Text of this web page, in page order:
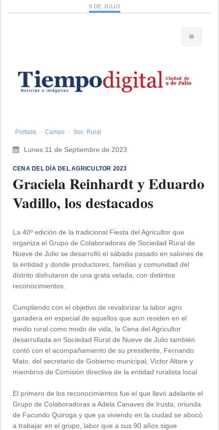
9 DE JULIO
Portada Campo Soc. Rural
Lunes 11 de Septiembre de 2023
CENA DEL DÍA DEL AGRICULTOR 2023
Graciela Reinhardt y Eduardo
Vadillo, los destacados
La 40º edición de la tradicional Fiesta del Agricultor que
organiza el Grupo de Colaboradoras de Sociedad Rural de
Nueve de Julio se desarrolló el sábado pasado en salones de
la entidad y donde productores, familias y comunidad del
distrito disfrutaron de una grata velada, con distintos
reconocimientos.
Cumpliendo con el objetivo de revalorizar la labor agro
ganadera en especial de aquellos que aun residen en el
medio rural como modo de vida, la Cena del Agricultor
desarrollada en Sociedad Rural de Nueve de Julio también
contó con el acompañamiento de su presidente, Fernando
Mato, del secretario de Gobierno municipal, Víctor Altare y
miembros de Comisión directiva de la entidad ruralista local
El primero de los reconocimientos fue el que llevó adelante el
Grupo de Colaboradoras a Adela Canaves de Irusta, oriunda
de Facundo Quiroga y que ya viviendo en la ciudad se abocó
a trabajar en el grupo, labor que a sus 90 años sigue